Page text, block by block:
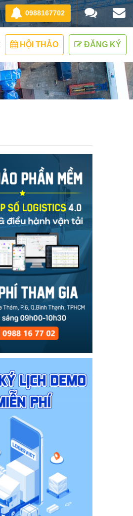
0988167702
HỘI THẢO ĐĂNG KÝ